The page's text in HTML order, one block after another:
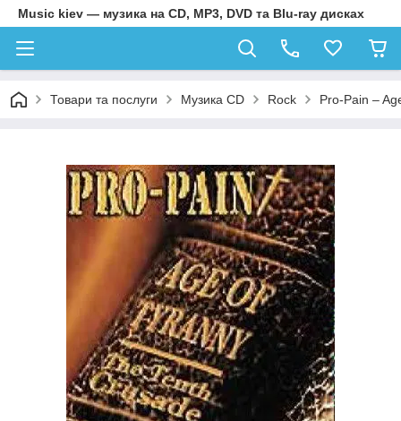
Music kiev — музика на CD, MP3, DVD та Blu-ray дисках
Товари та послуги Музика CD Rock Pro-Pain –